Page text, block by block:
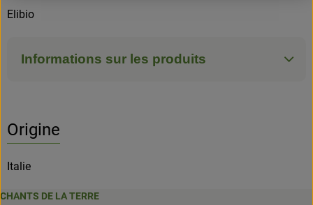
Elibio
Informations sur les produits
Origine
Italie
CHANTS DE LA TERRE